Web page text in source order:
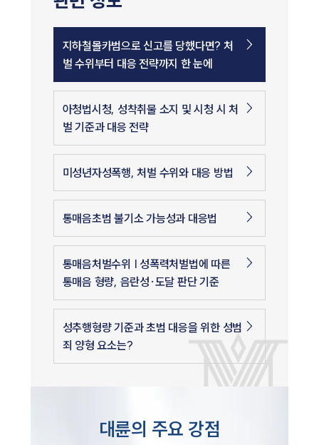
지하철몰카범으로 신고를 당했다면? 처
벌 수위부터 대응 전략까지 한 눈에
아청법시청, 성착취물 소지 및 시청 시 처
벌 기준과 대응 전략
미성년자성폭행, 처벌 수위와 대응 방법
통매음초범 불기소 가능성과 대응법
통매음처벌수위 | 성폭력처벌법에 따른
통매음 형량, 음란성·도달 판단 기준
성추행형량 기준과 초범 대응을 위한 성범
죄 양형 요소는?
대륜의 주요 강점